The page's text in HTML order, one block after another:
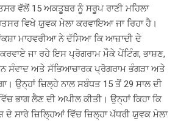
ਵੱਲੋਂ 15 ਅਕਤੂਬਰ ਨੂੰ ਸਰੂਪ ਰਾਣੀ ਮਹਿਲਾ
ਵਿਖੇ ਯੁਵਕ ਮੇਲਾ ਕਰਵਾਇਆ ਜਾ ਰਿਹਾ ਹੈ।
ਮਾਹਵਰੀਆ ਨੇ ਦੱਸਿਆ ਕਿ ਆਜ਼ਾਦੀ ਦੇ
ਜਾ ਰਹੇ ਇਸ ਪ੍ਰੋਗਰਾਮ ਮੌਕੇ ਪੇਂਟਿੰਗ, ਭਾਸ਼ਣ,
ਸੰਵਾਦ ਅਤੇ ਸੱਭਿਆਚਾਰਕ ਪ੍ਰੋਗਰਾਮ ਭੰਗੜਾ ਅਤੇ
ਉਨ੍ਹਾਂ ਜ਼ਿਲ੍ਹੇ ਨਾਲ ਸਬੰਧਤ 15 ਤੋਂ 29 ਸਾਲ ਦੀ
ਭਾਗ ਲੈਣ ਦੀ ਅਪੀਲ ਕੀਤੀ। ਉਨ੍ਹਾਂ ਕਿਹਾ ਕਿ
ਦੇ ਸਾਰੇ ਜ਼ਿਲਿ੍ਹਆਂ ਵਿੱਚ ਜ਼ਿਲ੍ਹਾ ਪੱਧਰੀ ਯੁਵਕ ਮੇਲਾ